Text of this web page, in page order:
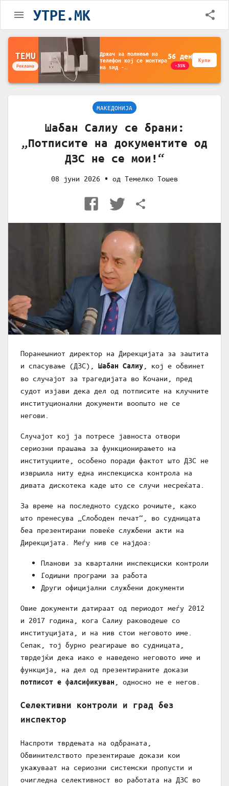
УТРЕ.MK
TEMU
Реклама
Држач за полнење на
телефон кој се монтира
на ѕид -
за чување на покрај
56 ден
-35%
Купи
МАКЕДОНИЈА
Шабан Салиу се брани:
„Потписите на документите од
ДЗС не се мои!“
08 јуни 2026 • од Темелко Тошев
Поранешниот директор на Дирекцијата за заштита
и спасување (ДЗС), Шабан Салиу , кој е обвинет
во случајот за трагедијата во Кочани, пред
судот изјави дека дел од потписите на клучните
институционални документи воопшто не се
негови.
Случајот кој ја потресе јавноста отвори
сериозни прашања за функционирањето на
институциите, особено поради фактот што ДЗС не
извршила ниту една инспекциска контрола на
дивата дискотека каде што се случи несреќата.
За време на последното судско рочиште, како
што пренесува „Слободен печат“, во судницата
беа презентирани повеќе службени акти на
Дирекцијата. Меѓу нив се најдоа:
Планови за квартални инспекциски контроли
Годишни програми за работа
Други официјални службени документи
Овие документи датираат од периодот меѓу 2012
и 2017 година, кога Салиу раководеше со
институцијата, и на нив стои неговото име.
Сепак, тој бурно реагираше во судницата,
тврдејќи дека иако е наведено неговото име и
функција, на дел од презентираните докази
потписот е фалсификуван , односно не е негов.
Селективни контроли и град без
инспектор
Наспроти тврдењата на одбраната,
Обвинителството презентираше докази кои
укажуваат на сериозни системски пропусти и
очигледна селективност во работата на ДЗС во